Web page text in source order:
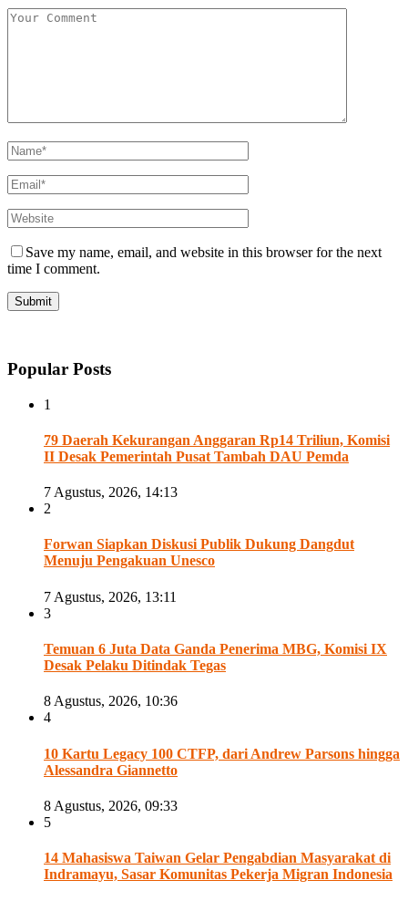
Save my name, email, and website in this browser for the next
time I comment.
Popular Posts
1
79 Daerah Kekurangan Anggaran Rp14 Triliun, Komisi
II Desak Pemerintah Pusat Tambah DAU Pemda
7 Agustus, 2026, 14:13
2
Forwan Siapkan Diskusi Publik Dukung Dangdut
Menuju Pengakuan Unesco
7 Agustus, 2026, 13:11
3
Temuan 6 Juta Data Ganda Penerima MBG, Komisi IX
Desak Pelaku Ditindak Tegas
8 Agustus, 2026, 10:36
4
10 Kartu Legacy 100 CTFP, dari Andrew Parsons hingga
Alessandra Giannetto
8 Agustus, 2026, 09:33
5
14 Mahasiswa Taiwan Gelar Pengabdian Masyarakat di
Indramayu, Sasar Komunitas Pekerja Migran Indonesia